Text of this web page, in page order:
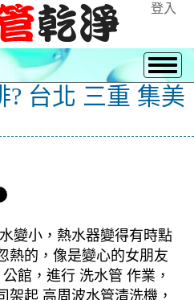
登入
? 台北 三重 集美
變小，熱水器變得有時點
熱的，像是變心的女朋友
館，進行 洗水管 作業，
架起 高周波水管清洗機，